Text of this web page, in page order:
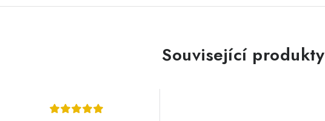
Související produkty